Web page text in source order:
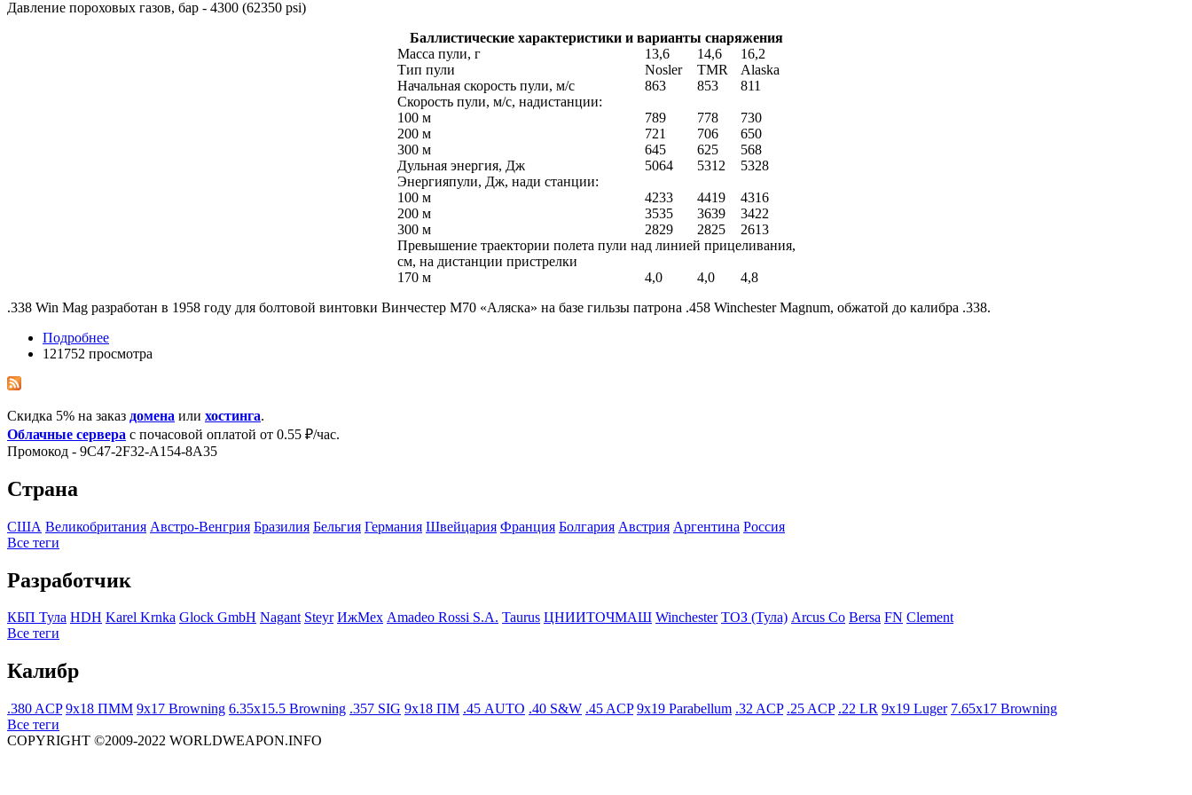
Давление пороховых газов, бар - 4300 (62350 psi)
Баллистические характеристики и варианты снаряжения
Масса пули, г
13,6 14,6
16,2
Тип пули
Nosler TMR
Alaska
Начальная скорость пули, м/с
863 853
811
Скорость пули, м/с, надистанции:
100 м
789 778
730
200 м
721 706
650
300 м
645 625
568
Дульная энергия, Дж
5064 5312
5328
Энергияпули, Дж, нади станции:
100 м
4233 4419
4316
200 м
3535 3639
3422
300 м
2829 2825
2613
Превышение траектории полета пули над линией прицеливания,
см, на дистанции пристрелки
170 м
4,0 4,0
4,8
.338 Win Mag разработан в 1958 году для болтовой винтовки Винчестер М70 «Аляска» на базе гильзы патрона .458 Winchester Magnum, обжатой до калибра .338.
Подробнее
121752 просмотра
Скидка 5% на заказ домена или хостинга.
Облачные сервера с почасовой оплатой от 0.55 ₽/час.
Промокод - 9C47-2F32-A154-8A35
Страна
США Великобритания Австро-Венгрия Бразилия Бельгия Германия Швейцария Франция Болгария Австрия Аргентина Росcия
Все теги
Разработчик
КБП Тула HDH Karel Krnka Glock GmbH Nagant Steyr ИжМех Amadeo Rossi S.A. Taurus ЦНИИТОЧМАШ Winchester ТОЗ (Тула) Arcus Co Bersa FN Clement
Все теги
Калибр
.380 ACP 9x18 ПММ 9x17 Browning 6.35x15.5 Browning .357 SIG 9x18 ПМ .45 AUTO .40 S&W .45 ACP 9x19 Parabellum .32 ACP .25 ACP .22 LR 9x19 Luger 7.65x17 Browning
Все теги
COPYRIGHT ©2009-2022 WORLDWEAPON.INFO